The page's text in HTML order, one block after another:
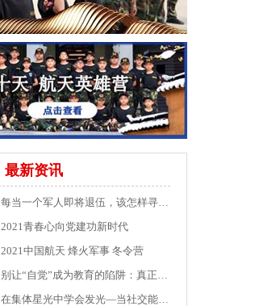
最新资讯
每当一个军人即将退伍，该怎样寻找就业方向？
2021青春心向党建功新时代
2021中国航天 烽火军事 冬令营
别让“自觉”成为教育的陷阱：真正的自律从何而来？
在集体星光中学会发光—当社交能力成为孩子的人生必修课